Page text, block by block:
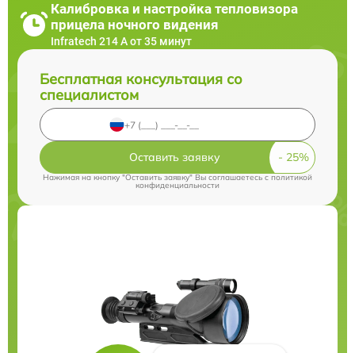
Калибровка и настройка тепловизора
прицела ночного видения
Infratech 214 А от 35 минут
Бесплатная консультация со
специалистом
Оставить заявку
Нажимая на кнопку "Оставить заявку" Вы соглашаетесь cполитикой
конфиденциальности